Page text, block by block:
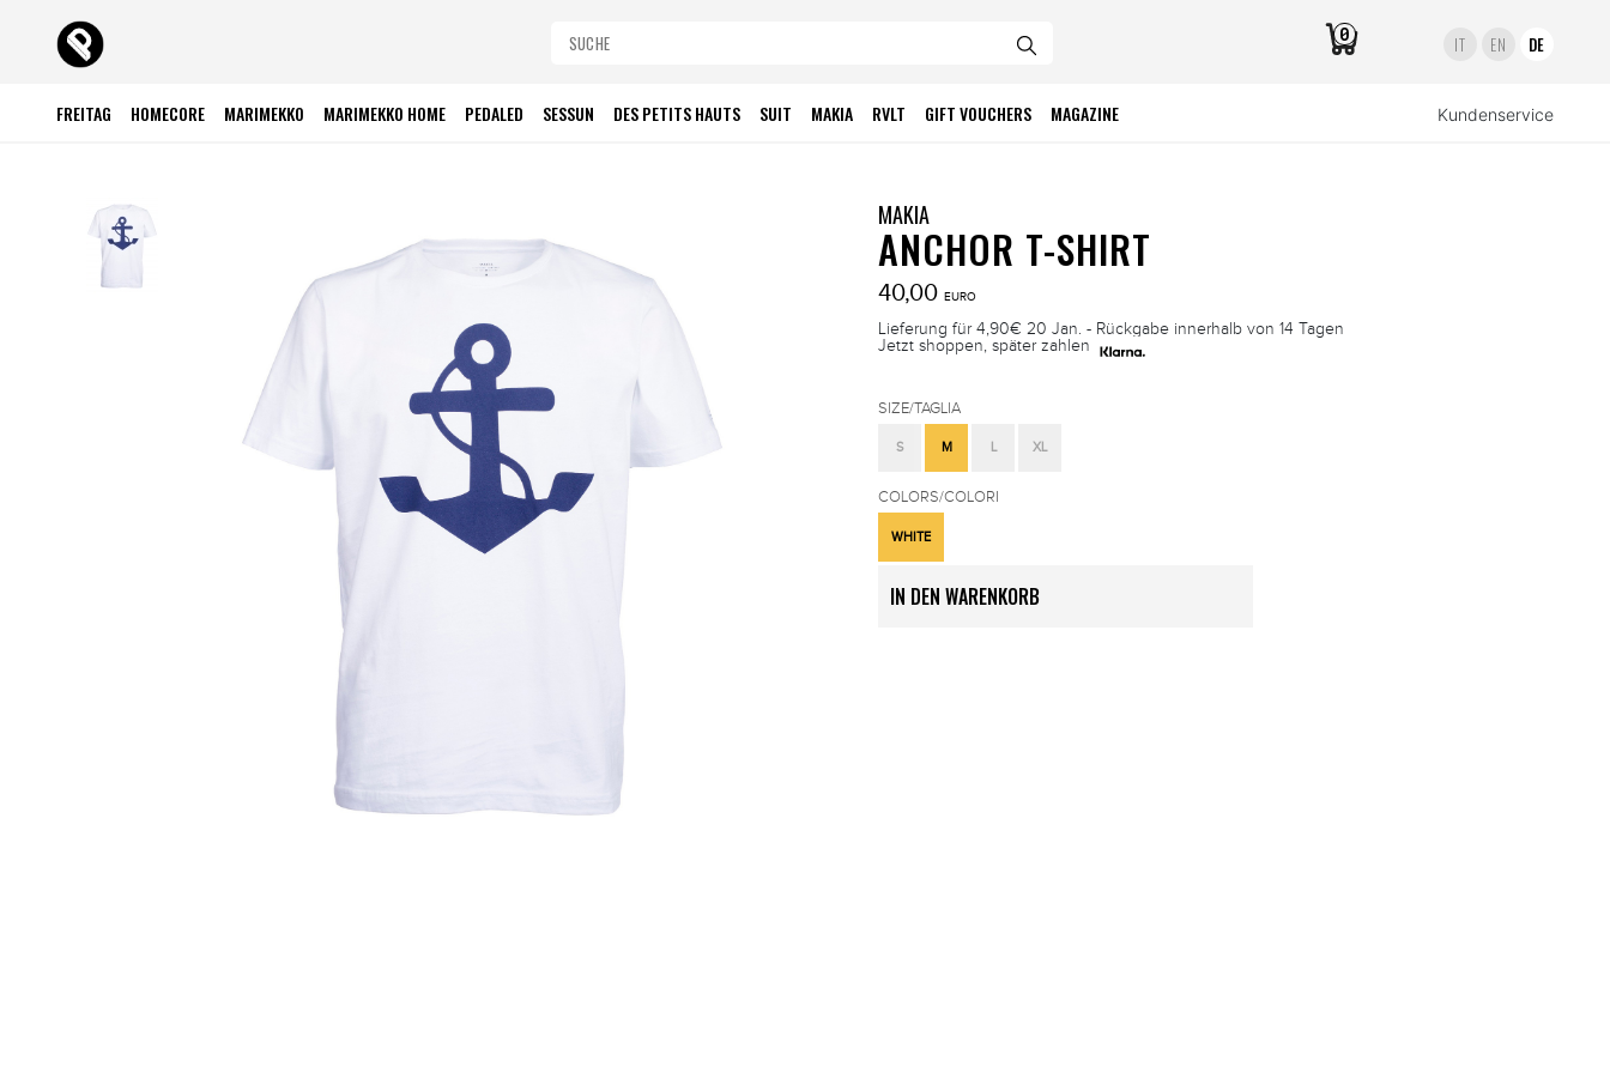
0 IT EN DE
FREITAG HOMECORE MARIMEKKO MARIMEKKO HOME PEDALED SESSUN DES PETITS HAUTS SUIT MAKIA RVLT GIFT VOUCHERS MAGAZINE Kundenservice
MAKIA
ANCHOR T-SHIRT
40,00 EURO
Lieferung für 4,90€ 20 Jan. - Rückgabe innerhalb von 14 Tagen
Jetzt shoppen, später zahlen
SIZE/TAGLIA
S M L XL
COLORS/COLORI
WHITE
IN DEN WARENKORB